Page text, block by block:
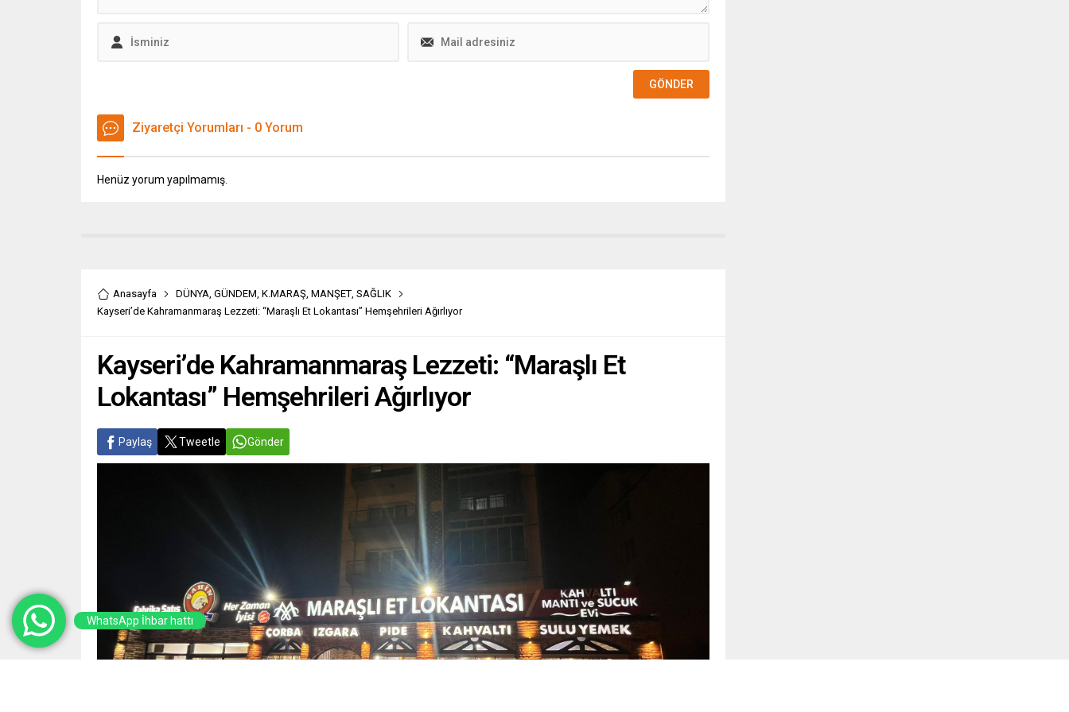
Ziyaretçi Yorumları - 0 Yorum
Henüz yorum yapılmamış.
Anasayfa DÜNYA GÜNDEM K.MARAŞ MANŞET SAĞLIK
Kayseri’de Kahramanmaraş Lezzeti: “Maraşlı Et Lokantası” Hemşehrileri Ağırlıyor
Kayseri’de Kahramanmaraş Lezzeti: “Maraşlı Et
Lokantası” Hemşehrileri Ağırlıyor
Paylaş Tweetle Gönder
WhatsApp İhbar hattı